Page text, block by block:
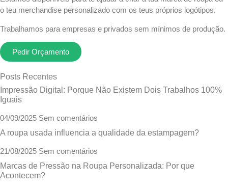
o teu merchandise personalizado com os teus próprios logótipos.
Trabalhamos para empresas e privados sem mínimos de produção.
Pedir Orçamento
Posts Recentes
Impressão Digital: Porque Não Existem Dois Trabalhos 100%
Iguais
04/09/2025 Sem comentários
A roupa usada influencia a qualidade da estampagem?
21/08/2025 Sem comentários
Marcas de Pressão na Roupa Personalizada: Por que
Acontecem?